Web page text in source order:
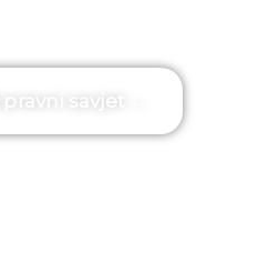
pravni savjet →